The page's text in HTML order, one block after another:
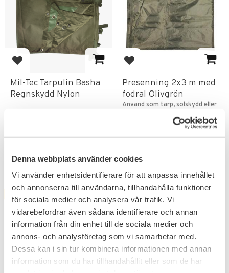
Denna webbplats använder cookies
Vi använder enhetsidentifierare för att anpassa innehållet
och annonserna till användarna, tillhandahålla funktioner
för sociala medier och analysera vår trafik. Vi
vidarebefordrar även sådana identifierare och annan
information från din enhet till de sociala medier och
annons- och analysföretag som vi samarbetar med.
Dessa kan i sin tur kombinera informationen med annan
information som du har tillhandahållit eller som de har
Add to favorites
Mil-Tec Tarpulin Basha
Regnskydd Nylon
Add to favorites
Presenning 2x3 m med
fodral Olivgrön
Använd som tarp, solskydd eller
263KR